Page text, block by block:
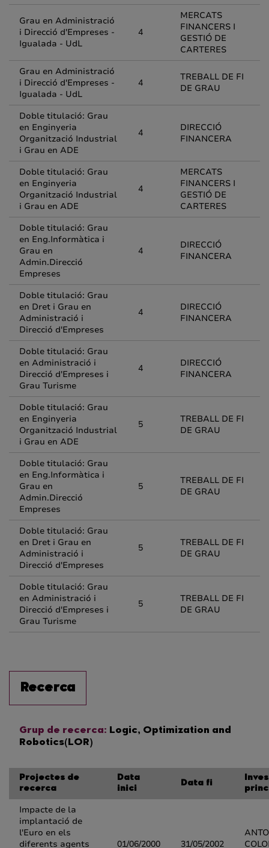
Grau en Administració
i Direcció d'Empreses -
Igualada - UdL
4
MERCATS
FINANCERS I
GESTIÓ DE
CARTERES
Grau en Administració
i Direcció d'Empreses -
Igualada - UdL
4
TREBALL DE FI
DE GRAU
Doble titulació: Grau
en Enginyeria
Organització Industrial
i Grau en ADE
4
DIRECCIÓ
FINANCERA
Doble titulació: Grau
en Enginyeria
Organització Industrial
i Grau en ADE
4
MERCATS
FINANCERS I
GESTIÓ DE
CARTERES
Doble titulació: Grau
en Eng.Informàtica i
Grau en
Admin.Direcció
Empreses
4
DIRECCIÓ
FINANCERA
Doble titulació: Grau
en Dret i Grau en
Administració i
Direcció d'Empreses
4
DIRECCIÓ
FINANCERA
Doble titulació: Grau
en Administració i
Direcció d'Empreses i
Grau Turisme
4
DIRECCIÓ
FINANCERA
Doble titulació: Grau
en Enginyeria
Organització Industrial
i Grau en ADE
5
TREBALL DE FI
DE GRAU
Doble titulació: Grau
en Eng.Informàtica i
Grau en
Admin.Direcció
Empreses
5
TREBALL DE FI
DE GRAU
Doble titulació: Grau
en Dret i Grau en
Administració i
Direcció d'Empreses
5
TREBALL DE FI
DE GRAU
Doble titulació: Grau
en Administració i
Direcció d'Empreses i
Grau Turisme
5
TREBALL DE FI
DE GRAU
Recerca
Grup de recerca: Logic, Optimization and
Robotics(LOR)
Projectes de
recerca
Data
inici
Data fi
Impacte de la
implantació de
l'Euro en els
diferents agents
01/06/2000 31/05/2002